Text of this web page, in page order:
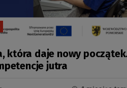
która daje nowy
jutra